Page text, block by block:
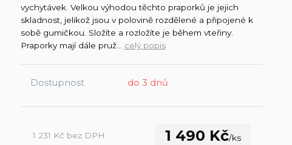
vychytávek. Velkou výhodou těchto praporků je jejich
skladnost, jelikož jsou v polovině rozdělené a připojené k
sobě gumičkou. Složíte a rozložíte je během vteřiny.
Praporky mají dále pruž... celý popis
Dostupnost do 3 dnů
1 490 Kč/ks
1 231 Kč bez DPH